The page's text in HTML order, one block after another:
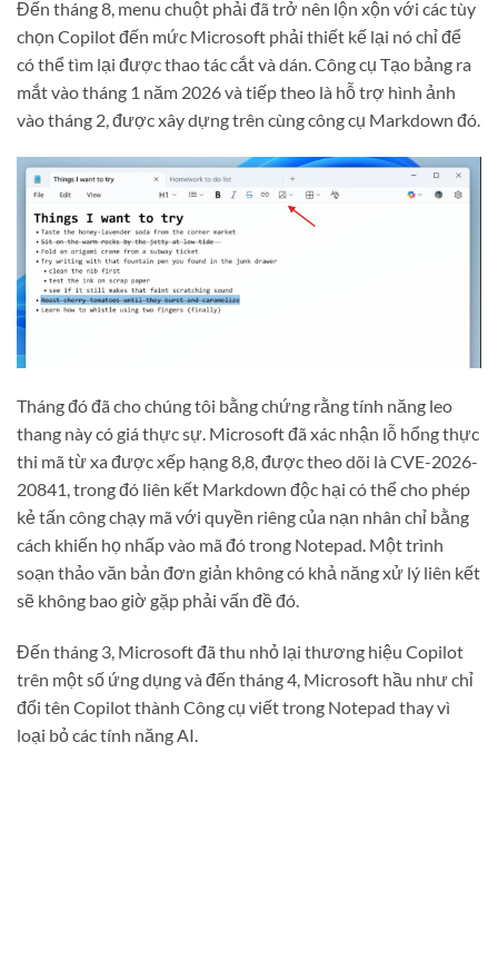
Đến tháng 8, menu chuột phải đã trở nên lộn xộn với các tùy
chọn Copilot đến mức Microsoft phải thiết kế lại nó chỉ để
có thể tìm lại được thao tác cắt và dán. Công cụ Tạo bảng ra
mắt vào tháng 1 năm 2026 và tiếp theo là hỗ trợ hình ảnh
vào tháng 2, được xây dựng trên cùng công cụ Markdown đó.
Tháng đó đã cho chúng tôi bằng chứng rằng tính năng leo
thang này có giá thực sự. Microsoft đã xác nhận lỗ hổng thực
thi mã từ xa được xếp hạng 8,8, được theo dõi là CVE-2026-
20841, trong đó liên kết Markdown độc hại có thể cho phép
kẻ tấn công chạy mã với quyền riêng của nạn nhân chỉ bằng
cách khiến họ nhấp vào mã đó trong Notepad. Một trình
soạn thảo văn bản đơn giản không có khả năng xử lý liên kết
sẽ không bao giờ gặp phải vấn đề đó.
Đến tháng 3, Microsoft đã thu nhỏ lại thương hiệu Copilot
trên một số ứng dụng và đến tháng 4, Microsoft hầu như chỉ
đổi tên Copilot thành Công cụ viết trong Notepad thay vì
loại bỏ các tính năng AI.